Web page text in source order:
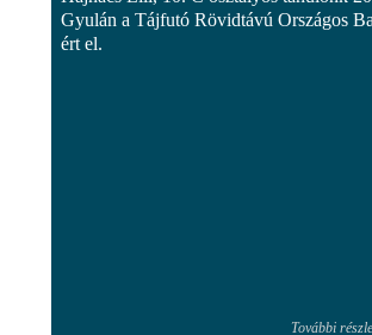
Gyulán a Tájfutó Rövidtávú Országos
ért el.
További